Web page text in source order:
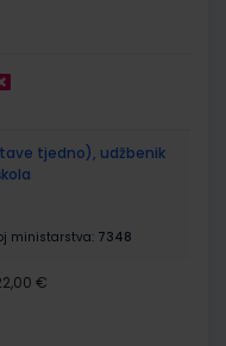
tjedno), udžbenik
ministarstva: 7348
€